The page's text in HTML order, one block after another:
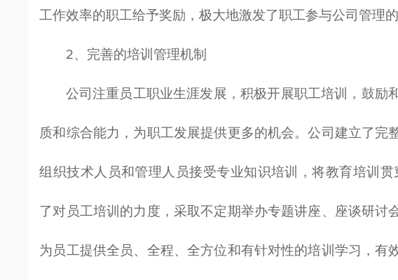
工作效率的职工给予奖励，极大地激发了职工参与公司管理的
2、完善的培训管理机制
公司注重员工职业生涯发展，积极开展职工培训，鼓励
质和综合能力，为职工发展提供更多的机会。公司建立了完
组织技术人员和管理人员接受专业知识培训，将教育培训
了对员工培训的力度，采取不定期举办专题讲座、座谈研讨
为员工提供全员、全程、全方位和有针对性的培训学习，有